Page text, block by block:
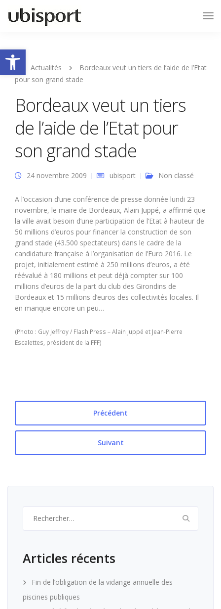
Ouvrir la barre d’outils
Actualités
Bordeaux veut un tiers de l’aide de l’Etat
pour son grand stade
Bordeaux veut un tiers
de l’aide de l’Etat pour
son grand stade
24 novembre 2009 ubisport Non classé
A l’occasion d’une conférence de presse donnée lundi 23
novembre, le maire de Bordeaux, Alain Juppé, a affirmé que
la ville avait besoin d’une participation de l’Etat à hauteur de
50 millions d’euros pour financer la construction de son
grand stade (43.500 spectateurs) dans le cadre de la
candidature française à l’organisation de l’Euro 2016. Le
projet, initialement estimé à 250 millions d’euros, a été
réévalué à 180 millions et peut déjà compter sur 100
millions d’euros de la part du club des Girondins de
Bordeaux et 15 millions d’euros des collectivités locales. Il
en manque encore un peu…
(Photo : Guy Jeffroy / Flash Press – Alain Juppé et Jean-Pierre
Escalettes, président de la FFF)
Précédent
Suivant
Articles récents
Fin de l’obligation de la vidange annuelle des
piscines publiques